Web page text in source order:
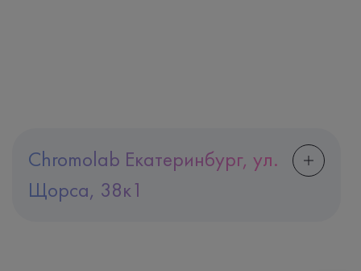
Chromolab Екатеринбург, ул.
Щорса, 38к1